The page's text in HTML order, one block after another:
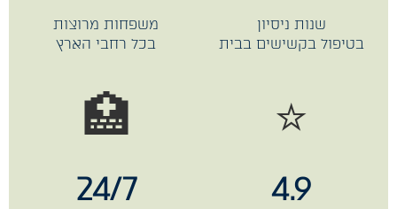
שנות ניסיון
בטיפול בקשישים בבית
משפחות מרוצות
בכל רחבי הארץ
⭐
4.9
🏥
24/7